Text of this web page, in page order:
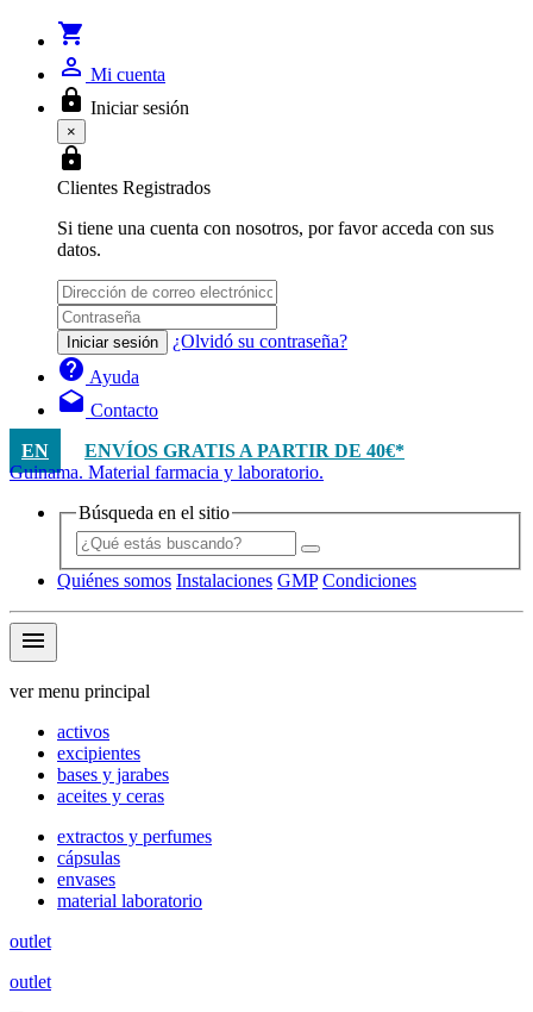
shopping_cart
person_outline Mi cuenta
lock Iniciar sesión
×
lock
Clientes Registrados
Si tiene una cuenta con nosotros, por favor acceda con sus
datos.
Iniciar sesión ¿Olvidó su contraseña?
help Ayuda
drafts Contacto
EN
ENVÍOS GRATIS A PARTIR DE 40€*
Guinama. Material farmacia y laboratorio.
Búsqueda en el sitio
Quiénes somos Instalaciones GMP Condiciones
menu
ver menu principal
activos
excipientes
bases y jarabes
aceites y ceras
extractos y perfumes
cápsulas
envases
material laboratorio
outlet
outlet